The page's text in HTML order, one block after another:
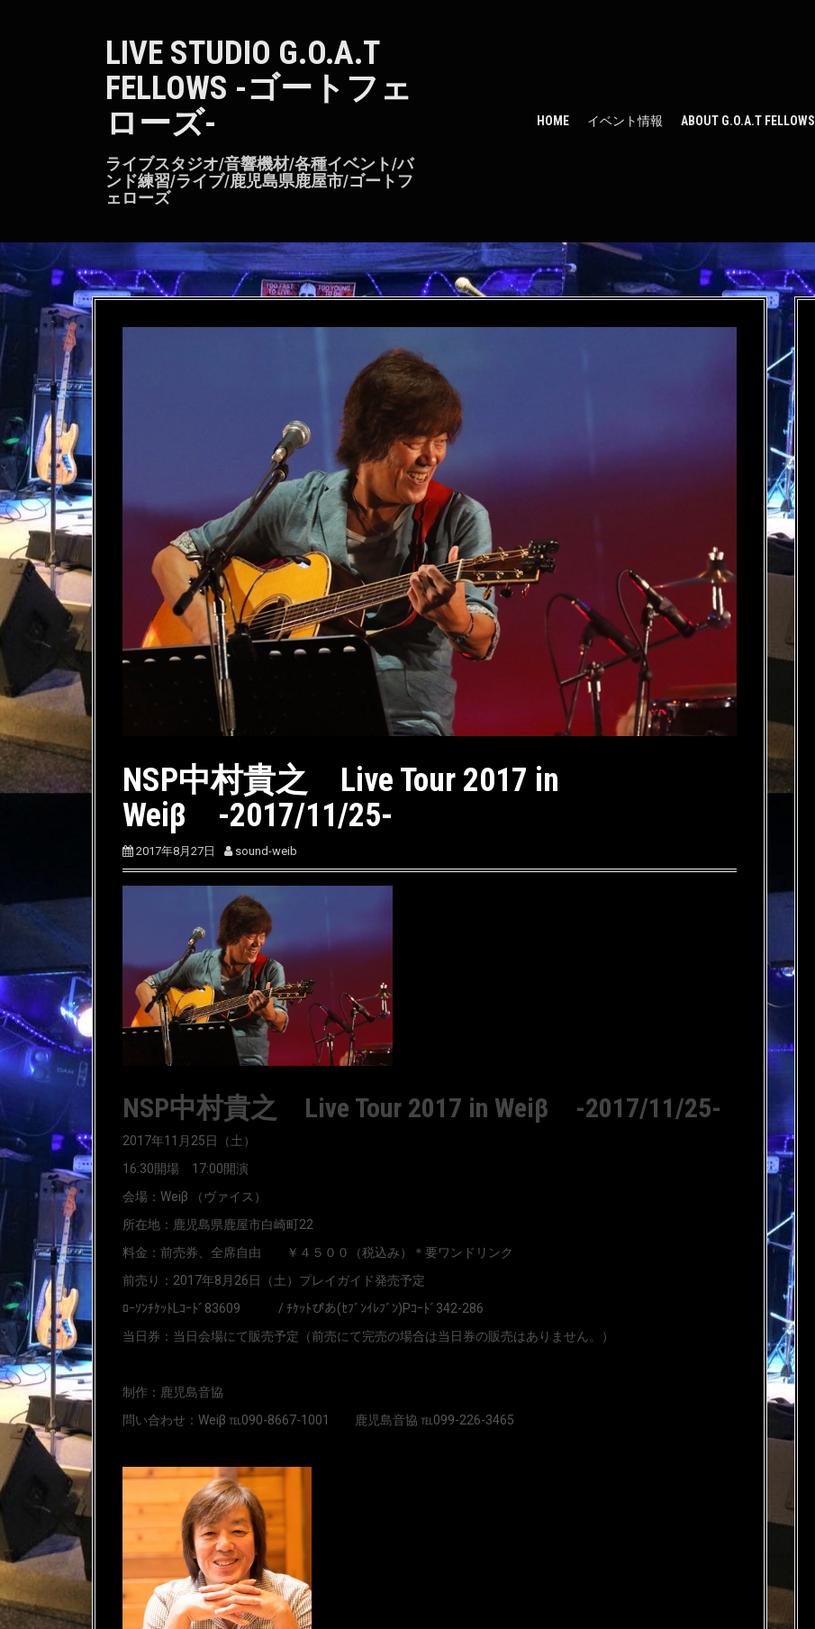
LIVE STUDIO G.O.A.T
FELLOWS -ゴートフェ
ローズ-
ライブスタジオ/音響機材/各種イベント/バ
ンド練習/ライブ/鹿児島県鹿屋市/ゴートフ
ェローズ
HOME イベント情報 ABOUT G.O.A.T FELLOWS
NSP中村貴之 Live Tour 2017 in
Weiβ -2017/11/25-
2017年8月27日 sound-weib
NSP中村貴之 Live Tour 2017 in Weiβ -2017/11/25-
2017年11月25日（土）
16:30開場 17:00開演
会場：Weiβ （ヴァイス）
所在地：鹿児島県鹿屋市白崎町22
料金：前売券、全席自由 ￥４５００（税込み）＊要ワンドリンク
前売り：2017年8月26日（土）プレイガイド発売予定
ﾛｰｿﾝﾁｹｯﾄLｺｰﾄﾞ83609 / ﾁｹｯﾄぴあ(ｾﾌﾞﾝｲﾚﾌﾞﾝ)Pｺｰﾄﾞ342-286
当日券：当日会場にて販売予定（前売にて完売の場合は当日券の販売はありません。）
制作：鹿児島音協
問い合わせ：Weiβ ℡090-8667-1001 鹿児島音協 ℡099-226-3465